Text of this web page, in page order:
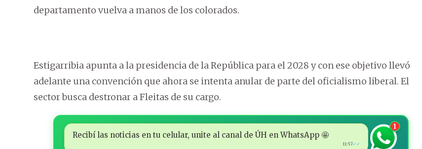
departamento vuelva a manos de los colorados.
Estigarribia apunta a la presidencia de la República para el 2028 y con ese objetivo llevó
adelante una convención que ahora se intenta anular de parte del oficialismo liberal. El
sector busca destronar a Fleitas de su cargo.
Recibí las noticias en tu celular, unite al canal de ÚH en WhatsApp 🤩
11:57✓✓
1